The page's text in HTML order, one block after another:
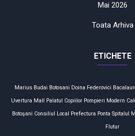
Mai 2026
Toata Arhiva
ETICHETE
Marius Budai Botosani Doina Federovici
Uvertura Mall
Palatul Copiilor Pompieri Modern
Botoşani Consiliul Local Prefectura Ponta Spitalul
Flutur